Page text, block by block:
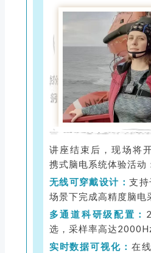
讲座结束后，现场将
携式脑电系统体验活动
无线可穿戴设计：支
场景下完成高精度脑电
多通道科研级配置：
选，采样率高达
实时数据可视化： 在